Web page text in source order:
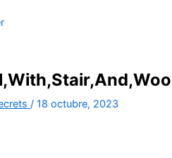
/ 18 octubre, 2023